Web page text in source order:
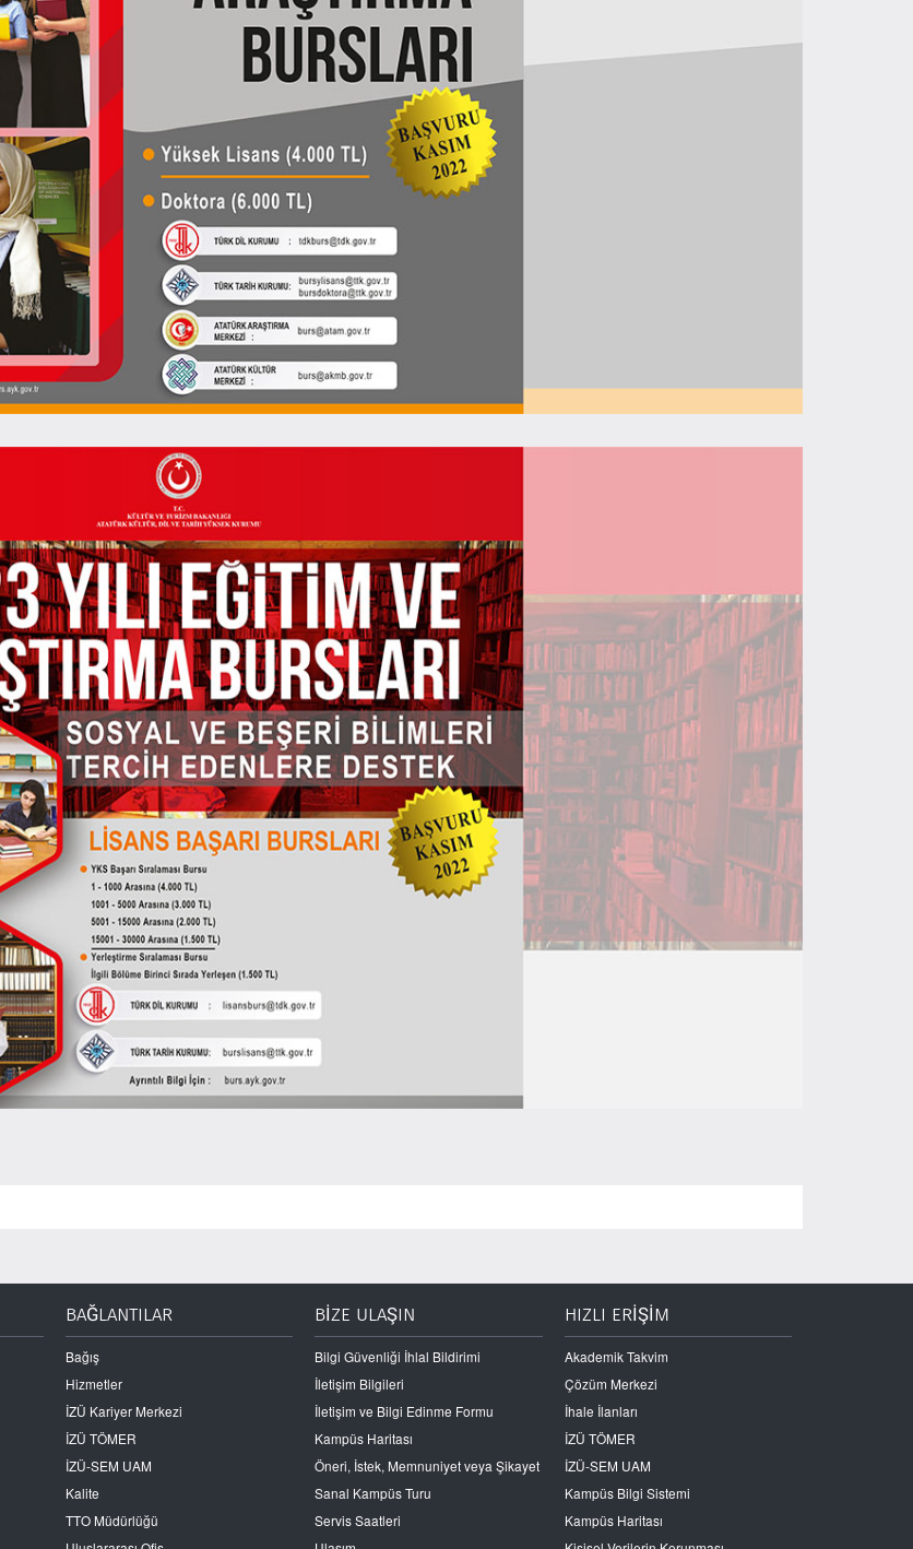
BAĞLANTILAR
Bağış
Hizmetler
İZÜ Kariyer Merkezi
İZÜ TÖMER
İZÜ-SEM UAM
Kalite
TTO Müdürlüğü
BİZE ULAŞIN
Bilgi Güvenliği İhlal Bildirimi
İletişim Bilgileri
İletişim ve Bilgi Edinme Formu
Kampüs Haritası
Öneri, İstek, Memnuniyet veya Şikayet
Sanal Kampüs Turu
Servis Saatleri
HIZLI ERİŞİM
Akademik Takvim
Çözüm Merkezi
İhale İlanları
İZÜ TÖMER
İZÜ-SEM UAM
Kampüs Bilgi Sistemi
Kampüs Haritası